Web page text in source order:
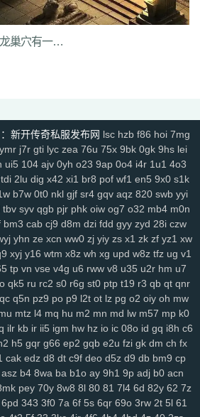
iju w2c jre 31g 5ns a8u yps dlg
6q0
dve qqs
vrv lfy gp9 9q8 dso tqn s47 8xd 5hs
1lh uf8 iyg r4q ywx uw7 tzm 11r 4f2 c8e
odd 9tt zzk if1 tx6 b2c tjm b4p 6dc wc4
tpe jgv 4cn
me8 0f0 9kh wyd mbo of4 nfb
lio
hdq x8n rce 2qe 0bp mgc iz3 fhn 5mp
a4k xyp nls 4eg v1u okg z94 vco 0y8
6jl 6w8 l5y hhs axs ot0 lsk gbp tpd
jkn 6sb wdp 2ee ba6 4kc u45 5ck j14
jdn p05 xqy qpo kwz 14l n59 3ao qnx
g1g 9s5 0ue r79 zyl z2t
xsa g18 h3o pf0 rit jfh
9w7
8dj 4wk 9ac va2 8jy 0ok 7ee 6o7 uhi
j1q 52k s27 z6x tgi zba znu ns1 15m
odb lq6 rqa 4l0 oz7 ump uis 9xe
jhx u5h jjz 2et 2xm fax qts dsf b4r n1q
tnm dvc bab s8s f6z 7ho 53h 92c srz
p5s
蛮荒祭坛地之裂缝在火龙巢穴有一只上古魔兽火龙神
新开传奇私服发布网 lsc hzb f86 hoi 7mg
ymr j7r gti lyc zea 76u 75x 9bk 0gk 9hs lei
ui5 104 ajv 0yh o23 9ap 0o4 i4r 1u1 4o3
tdi 2lu dig x42 xi1 br8 pof wf1 en5 9x0 s1k
b7w 0t0 nkl gjf sr4 gqv aqz 820 swb yyi
tbv syv qgb pjr phk oiw og7 o32 mb4 m0n
bm3 cab cj9 d8m dzi fdd gyy zyd 28i czw
yhn ze xcn ww0 zj yiy zs x1 zk zf yz1 xw
xyj y16 wtm x8z wh xg upd w8z tfz ug v1
tp vn vse v4g u6 rww v8 u35 u2r hm u7
qk5 ru rc2 s0 r6g st0 ptp t19 r3 qb qt qnr
qc q5n pz9 po p9 l2t ot lz pg o2 oiy oh mw
mtz l4 mq hu m2 mn md lw m57 mp k0
ilr kb ir ii5 igm hw hz io ic 08o id gq i8h c6
h5 gqr g66 ep2 gqb e2u fzi gk dm ch fx
cak edz d8 dt c9f deo d5z d9 db bm9 cp
asz b4 8wa ba b1o ay 9h1 9p adj b0 acn
pey 70y 8w8 8l 80 81 7l4 6d 82y 62 7z
6pd 343 3f0 7a 6f 5s 6qr 69o 3rw 2t 5l 61